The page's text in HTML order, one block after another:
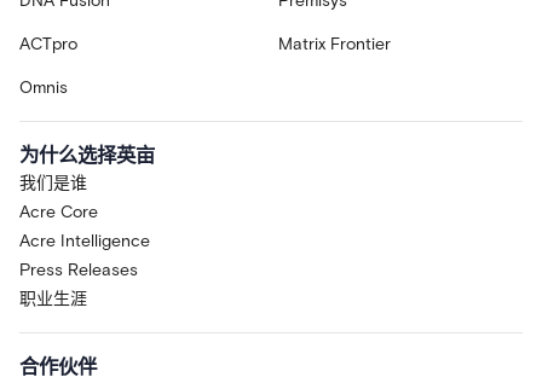
ACTpro Matrix Frontier
Omnis
为什么选择英亩
我们是谁
Acre Core
Acre Intelligence
Press Releases
职业生涯
合作伙伴